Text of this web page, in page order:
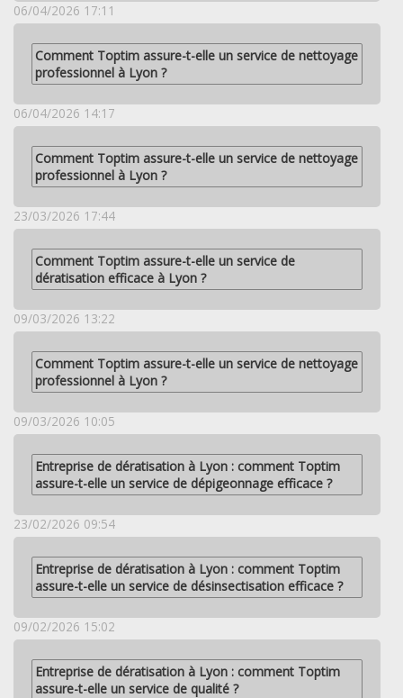
06/04/2026 17:11
Comment Toptim assure-t-elle un service de nettoyage
professionnel à Lyon ?
06/04/2026 14:17
Comment Toptim assure-t-elle un service de nettoyage
professionnel à Lyon ?
23/03/2026 17:44
Comment Toptim assure-t-elle un service de
dératisation efficace à Lyon ?
09/03/2026 13:22
Comment Toptim assure-t-elle un service de nettoyage
professionnel à Lyon ?
09/03/2026 10:05
Entreprise de dératisation à Lyon : comment Toptim
assure-t-elle un service de dépigeonnage efficace ?
23/02/2026 09:54
Entreprise de dératisation à Lyon : comment Toptim
assure-t-elle un service de désinsectisation efficace ?
09/02/2026 15:02
Entreprise de dératisation à Lyon : comment Toptim
assure-t-elle un service de qualité ?